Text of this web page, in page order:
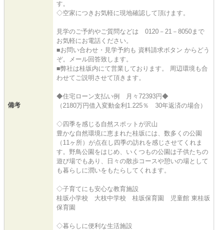
備考
す。
◇空家につきお気軽に現地確認して頂けます。
見学のご予約やご質問などは 0120－21－8050まで
お気軽にお電話ください。
■お問い合わせ・見学予約も 資料請求ボタン からどう
ぞ。メール回答致します。
■弊社は桂坂内にて営業しております。 周辺環境も合
わせてご説明させて頂きます。
◆住宅ローン支払い例 月々72393円◆
（2180万円借入変動金利1.225％ 30年返済の場合）
◇四季を感じる自然スポットが沢山
豊かな自然環境に恵まれた桂坂には、数多くの公園
（11ヶ所）が点在し四季の訪れを感じさせてくれま
す。野鳥公園をはじめ、いくつもの公園は子供たちの
遊び場でもあり、日々の散歩コースや憩いの場として
も暮らしに潤いをもたらしてくれます。
◇子育てにも安心な教育施設
桂坂小学校 大枝中学校 桂坂保育園 児童館 東桂坂
保育園
◇暮らしに便利な生活施設